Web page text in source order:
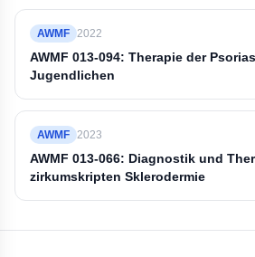
AWMF 2022
AWMF 013-094: Therapie der
Jugendlichen
AWMF 2023
AWMF 013-066: Diagnostik und
zirkumskripten Sklerodermie